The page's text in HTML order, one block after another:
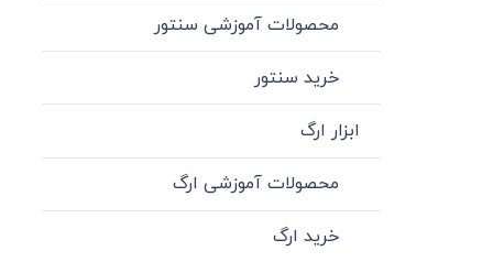
محصولات آموزشی سنتور
خرید سنتور
ابزار ارگ
محصولات آموزشی ارگ
خرید ارگ